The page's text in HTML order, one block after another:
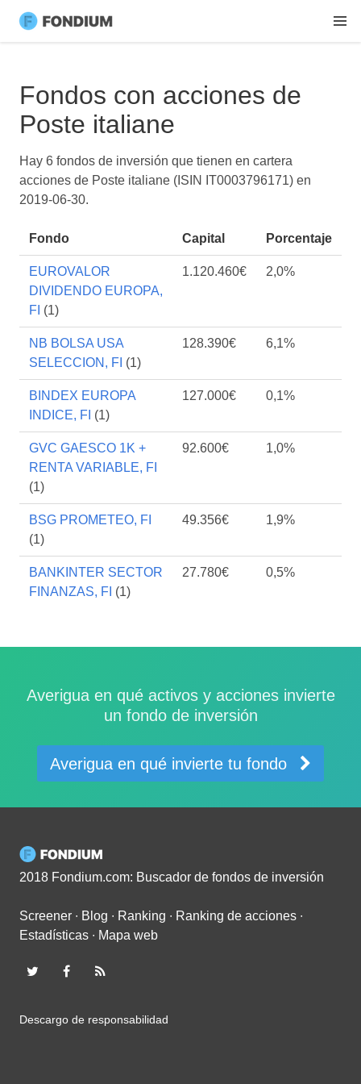
Fondos con acciones de
Poste italiane
Hay 6 fondos de inversión que tienen en cartera
acciones de Poste italiane (ISIN IT0003796171) en
2019-06-30.
Fondo Capital Porcentaje
EUROVALOR
DIVIDENDO EUROPA,
FI (1)
1.120.460€ 2,0%
NB BOLSA USA
SELECCION, FI (1)
128.390€ 6,1%
BINDEX EUROPA
INDICE, FI (1)
127.000€ 0,1%
GVC GAESCO 1K +
RENTA VARIABLE, FI
(1)
92.600€ 1,0%
BSG PROMETEO, FI
(1)
49.356€ 1,9%
BANKINTER SECTOR
FINANZAS, FI (1)
27.780€ 0,5%
Averigua en qué activos y acciones invierte
un fondo de inversión
Averigua en qué invierte tu fondo
2018 Fondium.com: Buscador de fondos de inversión
Screener ∙ Blog ∙ Ranking ∙ Ranking de acciones ∙
Estadísticas ∙ Mapa web
Descargo de responsabilidad